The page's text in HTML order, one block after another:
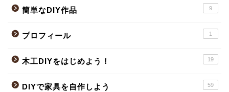
簡単なDIY作品 9
プロフィール 1
木工DIYをはじめよう！ 19
DIYで家具を自作しよう 59